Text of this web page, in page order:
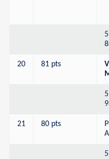
20 81 pts
21 80 pts